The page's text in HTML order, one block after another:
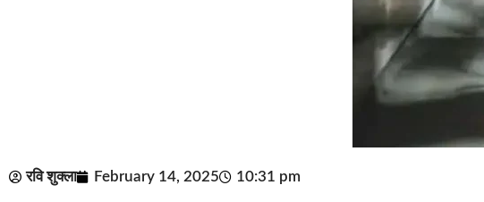
रवि शुक्ला February 14, 2025 10:31 pm